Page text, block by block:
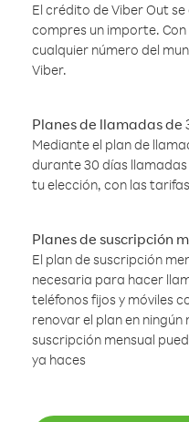
El crédito de Viber Out
compres un importe.
cualquier número del
Viber.
Planes de llamadas de
Mediante el plan de
durante 30 días
tu elección, con las
Planes de suscripción
El plan de suscripción
necesaria para hacer
teléfonos fijos y móviles
renovar el plan en
suscripción mensual
ya haces